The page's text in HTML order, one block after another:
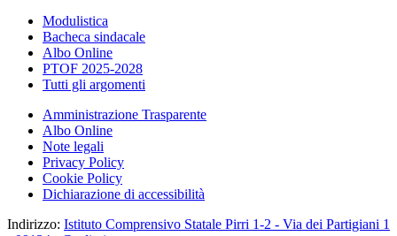
Modulistica
Bacheca sindacale
Albo Online
PTOF 2025-2028
Tutti gli argomenti
Amministrazione Trasparente
Albo Online
Note legali
Privacy Policy
Cookie Policy
Dichiarazione di accessibilità
Indirizzo: Istituto Comprensivo Statale Pirri 1-2 - Via dei Partigiani 1